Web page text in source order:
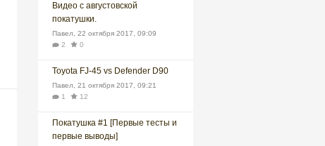
Видео с августовской
покатушки.
Павел
22 октября 2017, 09:09
2
0
Toyota FJ-45 vs Defender D90
Павел
21 октября 2017, 09:21
1
12
Покатушка #1 [Первые тесты и
первые выводы]